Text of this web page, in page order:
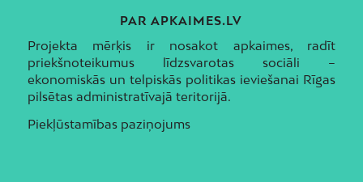
PAR APKAIMES.LV
Projekta mērķis ir nosakot apkaimes, radīt
priekšnoteikumus līdzsvarotas sociāli –
ekonomiskās un telpiskās politikas ieviešanai Rīgas
pilsētas administratīvajā teritorijā.
Piekļūstamības paziņojums